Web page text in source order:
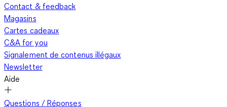
Latenue chic décontractée
mixte des vêtements pour homme de teintes unies et
matières différentes. Vous pourrez associer un
une chemise blanche et un blazer bleu marine. Aux pieds, pour
hausser votre look vers le chic, vous chausserez des derbies
qui seront assortis à votre ceinture. Vous finirez en glissant
une pochette dans la poche de votre veste. Dans le même
esprit, vous pouvez endosser
Contact & feedback
Magasins
Cartes cadeaux
C&A for you
Signalement de contenus illégaux
Newsletter
Aide
Questions / Réponses